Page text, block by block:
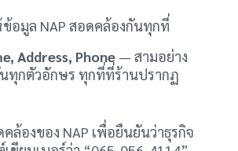
อมูล NAP สอดคล้องกันทุกที่
Address, Phone — สามอย่าง
ทุกตัวอักษร ทุกที่ที่ร้านปรากฏ
ล้องของ NAP เพื่อยืนยันว่าธุรกิจ